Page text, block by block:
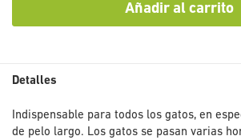
Añadir al carrito
Detalles
Indispensable para todos los gatos, en
de pelo largo. Los gatos se pasan varias